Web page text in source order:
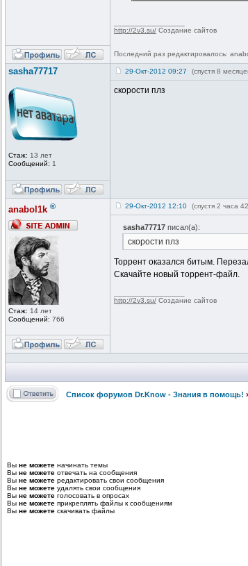
http://2v3.su/ Создание сайтов
Последний раз редактировалось:
sasha77717
Стаж: 13 лет
Сообщений: 1
29-Окт-2012 09:27 (спустя 8
скорости плз
anabol1k ®
Стаж: 14 лет
Сообщений: 766
29-Окт-2012 12:10 (спустя 2 часа
sasha77717писал(а):
скорости плз
Торрент оказался битым.
Скачайте новый торрент-файл.
http://2v3.su/ Создание сайтов
Список форумов Dr.Know - Знания в помощь!
Вы не можете начинать темы
Вы не можете отвечать на сообщения
Вы не можете редактировать свои сообщения
Вы не можете удалять свои сообщения
Вы не можете голосовать в опросах
Вы не можете прикреплять файлы к сообщениям
Вы не можете скачивать файлы